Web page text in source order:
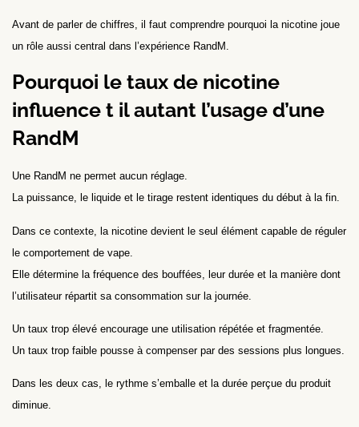
Avant de parler de chiffres, il faut comprendre pourquoi la nicotine joue
un rôle aussi central dans l’expérience RandM.
Pourquoi le taux de nicotine
influence t il autant l’usage d’une
RandM
Une RandM ne permet aucun réglage.
La puissance, le liquide et le tirage restent identiques du début à la fin.
Dans ce contexte, la nicotine devient le seul élément capable de réguler
le comportement de vape.
Elle détermine la fréquence des bouffées, leur durée et la manière dont
l’utilisateur répartit sa consommation sur la journée.
Un taux trop élevé encourage une utilisation répétée et fragmentée.
Un taux trop faible pousse à compenser par des sessions plus longues.
Dans les deux cas, le rythme s’emballe et la durée perçue du produit
diminue.